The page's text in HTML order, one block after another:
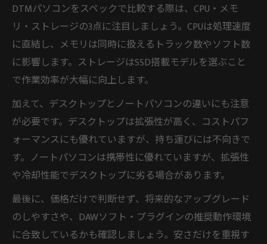
DTMパソコンをスペックで比較する際は、CPU・メモ
リ・ストレージの3点に注目しましょう。CPUは処理速度
に直結し、メモリは同時に扱えるトラック数やソフト数
に影響します。ストレージはSSD搭載モデルを選ぶこと
で作業効率が大幅に向上します。
加えて、デスクトップとノートパソコンの違いにも注意
が必要です。デスクトップは拡張性が高く、コストパフ
ォーマンスにも優れていますが、持ち運びには不向きで
す。ノートパソコンは携帯性に優れていますが、拡張性
や冷却性能でデスクトップに劣る場合があります。
最後に、価格だけで判断せず、将来的なアップグレード
のしやすさや、DAWソフト・プラグインの推奨動作環境
に合致しているかも確認しましょう。安さだけを重視す